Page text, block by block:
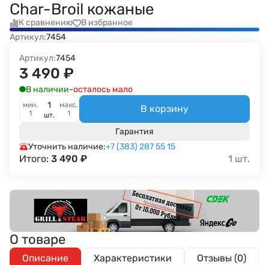
Char-Broil кожаные
К сравнению
В избранное
Артикул:7454
Артикул:7454
3 490 ₽
В наличии-осталось мало
мин.
1
шт.
макс.
1
В корзину
Гарантия
Уточнить наличие:+7 (383) 287 55 15
Итого: 3 490 ₽ 1 шт.
О товаре
Описание Характеристики Отзывы (0)